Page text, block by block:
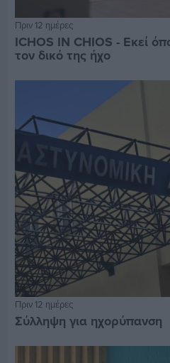
Πριν 12 ημέρες
ICHOS IN CHIOS - Εκεί
τον δικό της ήχο
Πριν 12 ημέρες
Σύλληψη για ηχορύπανση